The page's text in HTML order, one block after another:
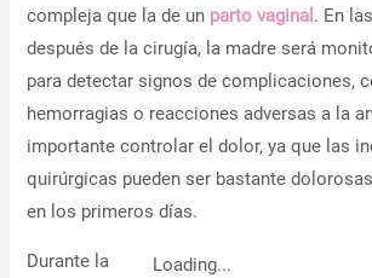
compleja que la de un parto vaginal . En
después de la cirugía, la madre será
para detectar signos de complicaciones,
hemorragias o reacciones adversas a la
importante controlar el dolor, ya que las
quirúrgicas pueden ser bastante
en los primeros días.
Loading...
Durante la